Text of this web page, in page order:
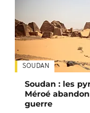
SOUDAN
Soudan : les
Méroé
guerre